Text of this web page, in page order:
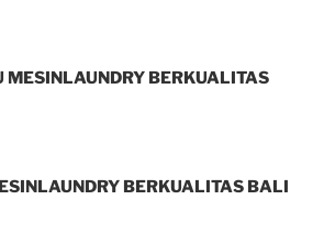
MESINLAUNDRY BERKUALITAS
BERKUALITAS BALI